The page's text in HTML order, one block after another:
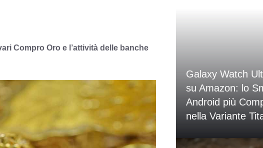
Compro Oro e l’attività delle banche
Galaxy Watch
su Amazon: lo
Android più
nella Variante